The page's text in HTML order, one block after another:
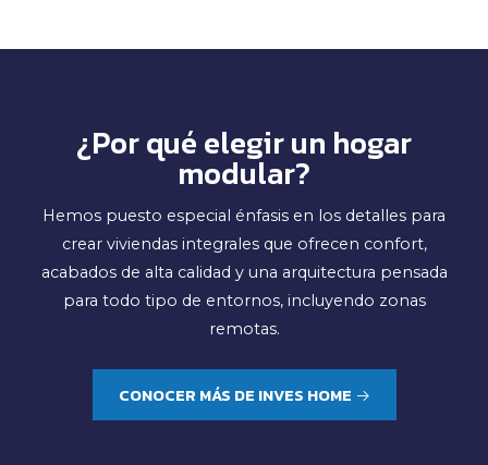
¿Por qué elegir un hogar
modular?
Hemos puesto especial énfasis en los detalles para
crear viviendas integrales que ofrecen confort,
acabados de alta calidad y una arquitectura pensada
para todo tipo de entornos, incluyendo zonas
remotas.
CONOCER MÁS DE INVES HOME